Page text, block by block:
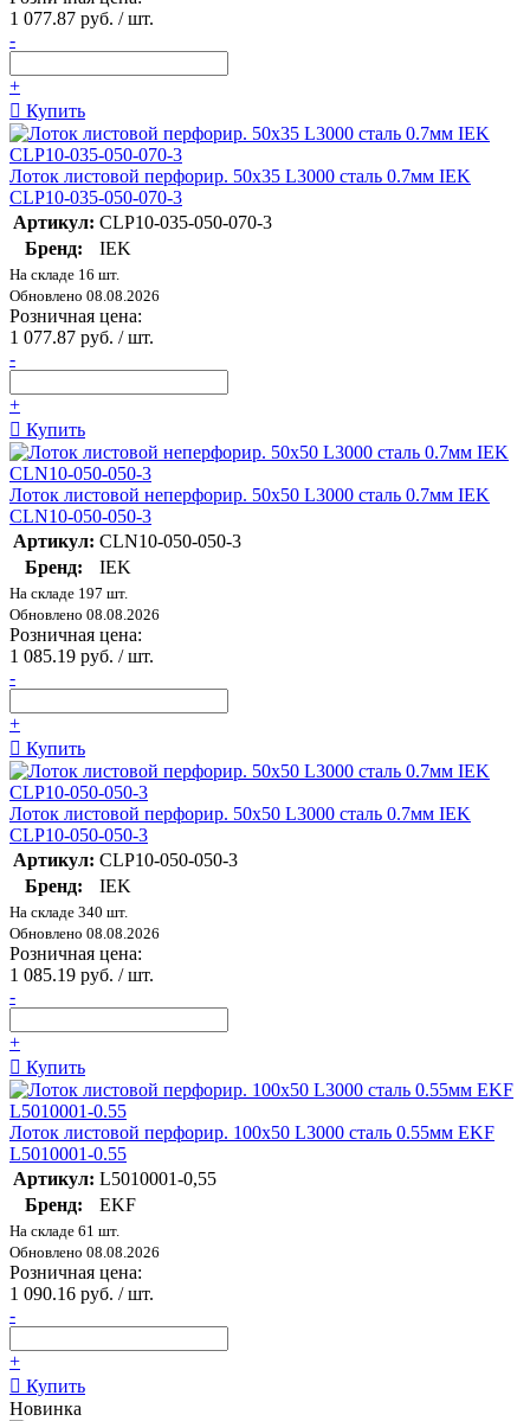
1 077.87 руб. / шт.
-
+
Купить
Лоток листовой перфорир. 50х35 L3000 сталь 0.7мм IEK
CLP10-035-050-070-3
Артикул: CLP10-035-050-070-3
Бренд:
IEK
На складе 16 шт.
Обновлено 08.08.2026
Розничная цена:
1 077.87 руб. / шт.
-
+
Купить
Лоток листовой неперфорир. 50х50 L3000 сталь 0.7мм IEK
CLN10-050-050-3
Артикул: CLN10-050-050-3
Бренд:
IEK
На складе 197 шт.
Обновлено 08.08.2026
Розничная цена:
1 085.19 руб. / шт.
-
+
Купить
Лоток листовой перфорир. 50х50 L3000 сталь 0.7мм IEK
CLP10-050-050-3
Артикул: CLP10-050-050-3
Бренд:
IEK
На складе 340 шт.
Обновлено 08.08.2026
Розничная цена:
1 085.19 руб. / шт.
-
+
Купить
Лоток листовой перфорир. 100х50 L3000 сталь 0.55мм EKF
L5010001-0.55
Артикул: L5010001-0,55
Бренд:
EKF
На складе 61 шт.
Обновлено 08.08.2026
Розничная цена:
1 090.16 руб. / шт.
-
+
Купить
Новинка